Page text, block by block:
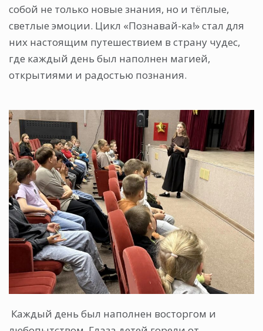
собой не только новые знания, но и тёплые,
светлые эмоции. Цикл «Познавай-ка!» стал для
них настоящим путешествием в страну чудес,
где каждый день был наполнен магией,
открытиями и радостью познания.
Каждый день был наполнен восторгом и